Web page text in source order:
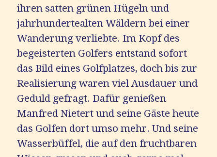
ihren satten grünen Hügeln und
jahrhundertealten Wäldern bei einer
Wanderung verliebte. Im Kopf des
begeisterten Golfers entstand sofort
das Bild eines Golfplatzes, doch bis zur
Realisierung waren viel Ausdauer und
Geduld gefragt. Dafür genießen
Manfred Nietert und seine Gäste heute
das Golfen dort umso mehr. Und seine
Wasserbüffel, die auf den fruchtbaren